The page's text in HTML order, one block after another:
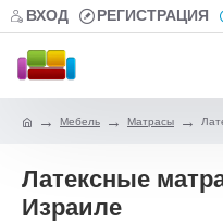
ВХОД РЕГИСТРАЦИЯ
Мебель Матрасы
Латексные
Израиле